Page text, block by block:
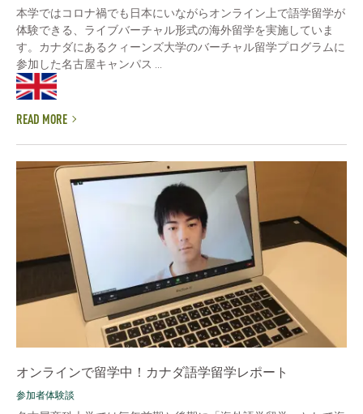
本学ではコロナ禍でも日本にいながらオンライン上で語学留学が
体験できる、ライブバーチャル形式の海外留学を実施していま
す。カナダにあるクィーンズ大学のバーチャル留学プログラムに
参加した名古屋キャンパス ...
READ MORE
オンラインで留学中！カナダ語学留学レポート
参加者体験談